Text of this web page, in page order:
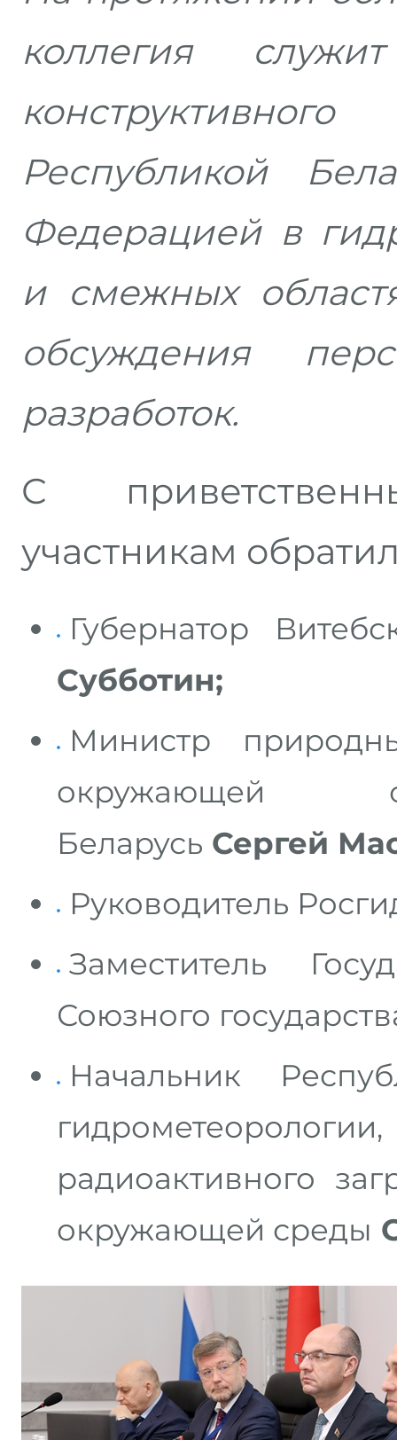
коллегия
Республикой
Федерацией в
и смежных
обсуждения
разработок.
С
участникам
Губернатор
Субботин;
Министр
окружающей
Беларусь Сергей
Руководитель
Заместитель
Союзного
Начальник
радиоактивного
окружающей среды